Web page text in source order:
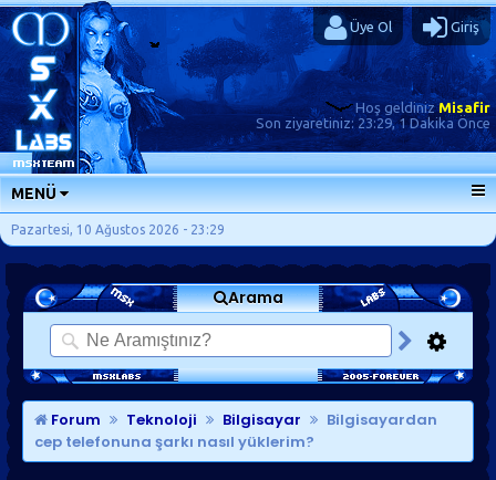
Üye Ol Giriş
Hoş geldinizMisafir
Son ziyaretiniz: 23:29, 1 Dakika Önce
MENÜ
ANA SAYFA
FORUMLAR
SORU-CEVAP
GÜNLÜKLER
SON MESAJLAR
KISAYOLLAR
Pazartesi, 10 Ağustos 2026 - 23:29
Arama
Forum Teknoloji Bilgisayar
Bilgisayardan
cep telefonuna şarkı nasıl yüklerim?